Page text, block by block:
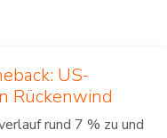
US-
Rückenwind
rund 7 % zu und